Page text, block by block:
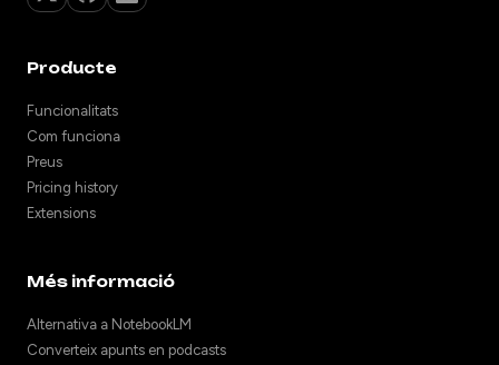
Producte
Funcionalitats
Com funciona
Preus
Pricing history
Extensions
Més informació
Alternativa a NotebookLM
Converteix apunts en podcasts